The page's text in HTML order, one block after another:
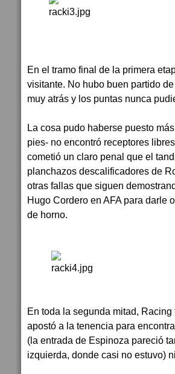
En el tramo final de la primera
visitante. No hubo buen partido
muy atrás y los puntas nunca
La cosa pudo haberse puesto
pies- no encontró receptores
cometió un claro penal que el
planchazos descalificadores de
otras fallas que siguen
Hugo Cordero en AFA para darle
de horno.
En toda la segunda mitad,
apostó a la tenencia para
(la entrada de Espinoza pareció
izquierda, donde casi no estuvo)